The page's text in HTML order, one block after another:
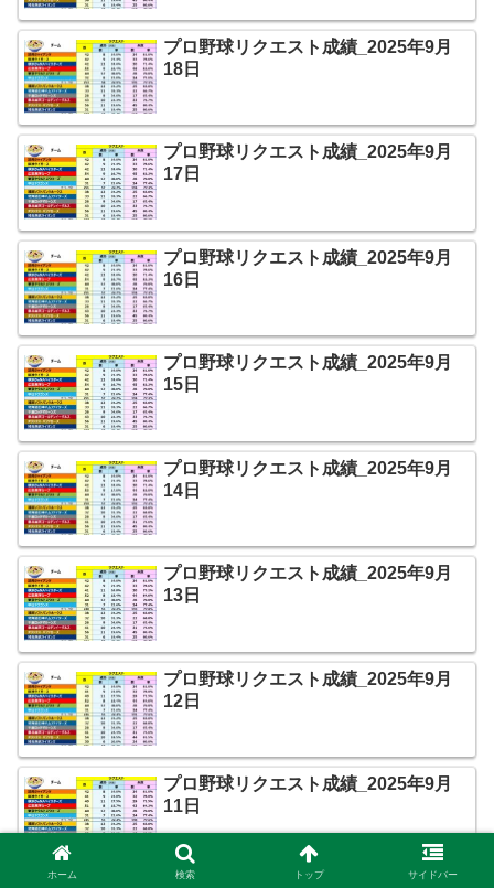
プロ野球リクエスト成績_2025年9月
18日
プロ野球リクエスト成績_2025年9月
17日
プロ野球リクエスト成績_2025年9月
16日
プロ野球リクエスト成績_2025年9月
15日
プロ野球リクエスト成績_2025年9月
14日
プロ野球リクエスト成績_2025年9月
13日
プロ野球リクエスト成績_2025年9月
12日
プロ野球リクエスト成績_2025年9月
11日
ホーム 検索 トップ サイドバー